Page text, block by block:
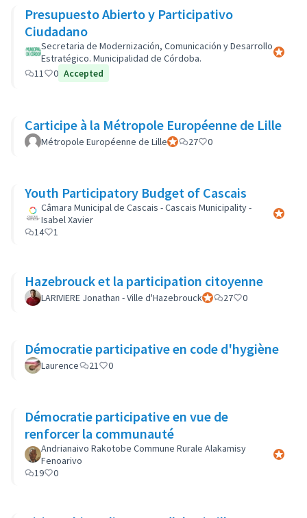
Presupuesto Abierto y Participativo
Ciudadano
Secretaria de Modernización, Comunicación y Desarrollo
Estratégico. Municipalidad de Córdoba.
11
0 Accepted
Carticipe à la Métropole Européenne de Lille
Métropole Européenne de LilleParticipant officiel
27 0
Youth Participatory Budget of Cascais
Câmara Municipal de Cascais - Cascais Municipality -
Isabel Xavier
14
1
Hazebrouck et la participation citoyenne
LARIVIERE Jonathan - Ville d'HazebrouckParticipant officiel
27 0
Démocratie participative en code d'hygiène
Laurence 21 0
Démocratie participative en vue de
renforcer la communauté
Andrianaivo Rakotobe Commune Rurale Alakamisy
Fenoarivo
19
0